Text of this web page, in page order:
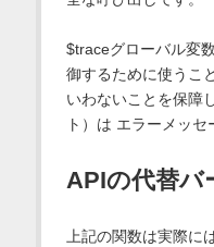
$traceグローバル変
御するために使うこ
いわないことを保障
ト）は エラーメッセ
APIの代替バ
上記の関数は実際に